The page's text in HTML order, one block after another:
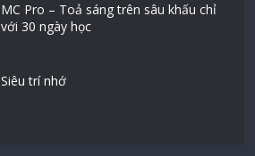
MC Pro – Toả sáng trên sâu khấu chỉ
với 30 ngày học
Siêu trí nhớ